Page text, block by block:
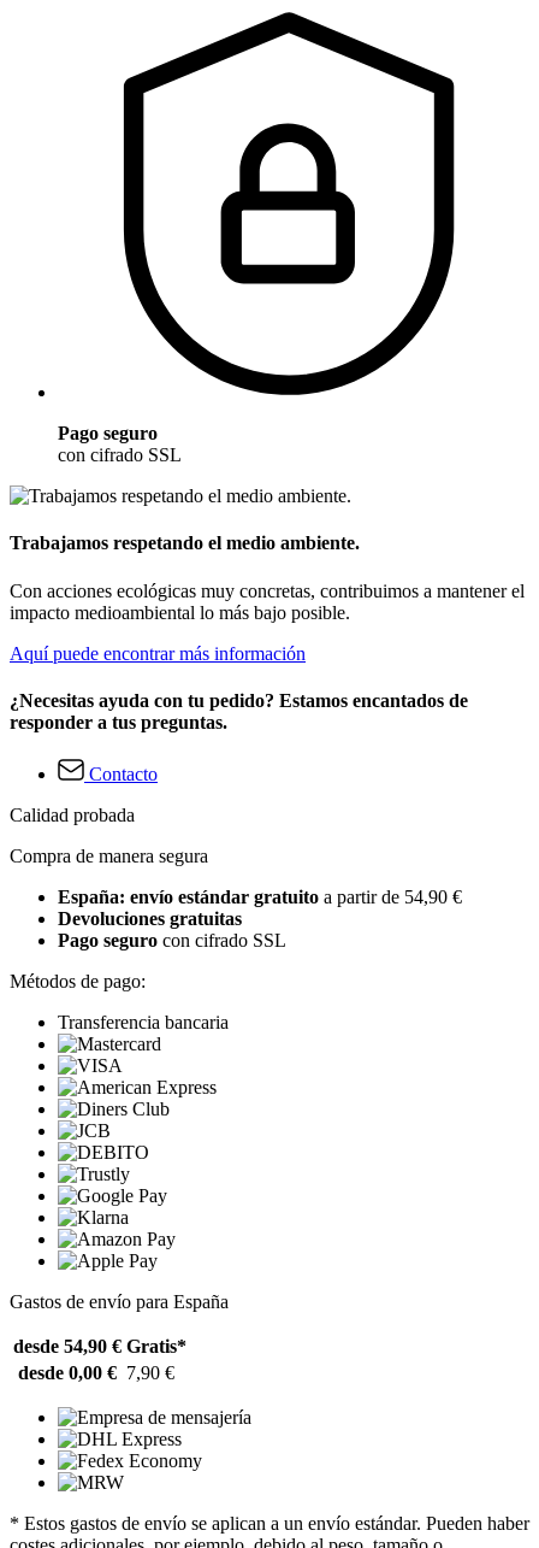
Pago seguro
con cifrado SSL
Trabajamos respetando el medio ambiente.
Con acciones ecológicas muy concretas, contribuimos a mantener el
impacto medioambiental lo más bajo posible.
Aquí puede encontrar más información
¿Necesitas ayuda con tu pedido? Estamos encantados de
responder a tus preguntas.
Contacto
Calidad probada
Compra de manera segura
España: envío estándar gratuito a partir de 54,90 €
Devoluciones gratuitas
Pago seguro con cifrado SSL
Métodos de pago:
Transferencia bancaria
Gastos de envío para España
desde 54,90 € Gratis*
desde 0,00 € 7,90 €
* Estos gastos de envío se aplican a un envío estándar. Pueden haber